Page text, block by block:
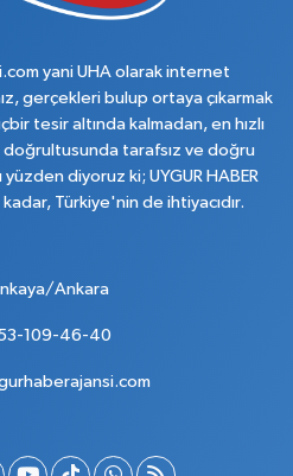
yani UHA olarak internet
gerçekleri bulup ortaya çıkarmak
tesir altında kalmadan, en hızlı
doğrultusunda tarafsız ve doğru
yüzden diyoruz ki; UYGUR HABER
Türkiye'nin de ihtiyacıdır.
Ankara
109-46-40